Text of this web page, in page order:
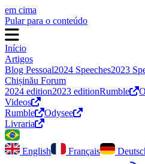
em cima
Pular para o conteúdo
Início
Artigos
Blog Pessoal2024 Speeches2023
Chișinău Forum
2024 edition2023 editionRumble
Videos
Rumble
Odysee
Livraria
English Français